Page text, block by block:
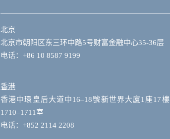
北京
北京市朝阳区东三环中路5号财富金融中心35-36层
电话：+86 10 8587 9199
香港
香港中環皇后大道中16–18號新世界大廈1座17樓
1710–1711室
电话：+852 2114 2208